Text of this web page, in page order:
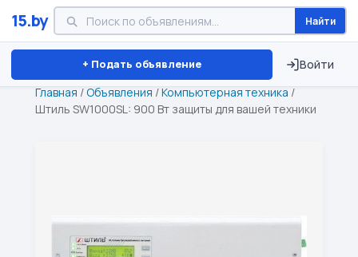
15.by Найти
+ Подать объявление Войти
Минск Витебск Брест ⏱ ТОЛЬКО 15 ДНЕЙ
Главная /Объявления /Компьютерная техника /
Штиль SW1000SL: 900 Вт защиты для вашей техники